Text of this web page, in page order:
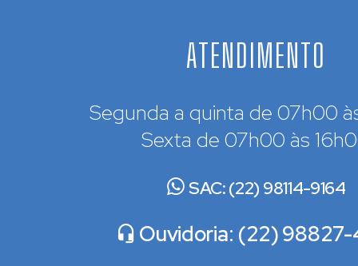
ATENDIMENTO
Segunda a quinta de 07h00
Sexta de 07h00 às
SAC: (22) 98114-9164
Ouvidoria: (22) 98827-